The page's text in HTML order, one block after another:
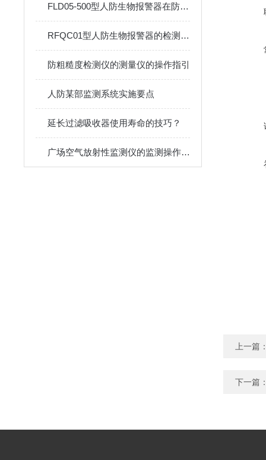
FLD05-500型人防生物报警器在防护中的关键作用
RFQC01型人防生物报警器的检测精度与环境适应性分析
防粗糙度检测仪的测量仪的操作指引
人防某部监测系统实施要点
延长过滤吸收器使用寿命的技巧？
广场空气放射性监测仪的监测操作方法
上一篇
下一篇